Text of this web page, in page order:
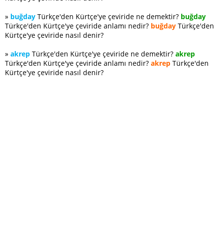
» buğday Türkçe'den Kürtçe'ye çeviride ne demektir? buğday
Türkçe'den Kürtçe'ye çeviride anlamı nedir? buğday Türkçe'den
Kürtçe'ye çeviride nasıl denir?
» akrep Türkçe'den Kürtçe'ye çeviride ne demektir? akrep
Türkçe'den Kürtçe'ye çeviride anlamı nedir? akrep Türkçe'den
Kürtçe'ye çeviride nasıl denir?